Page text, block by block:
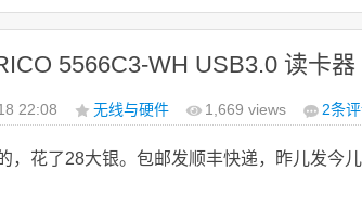
5566C3-WH USB3.0 读卡器
22:08 无线与硬件 1,669 views 2条
，花了28大银。包邮发顺丰快递，昨儿发今